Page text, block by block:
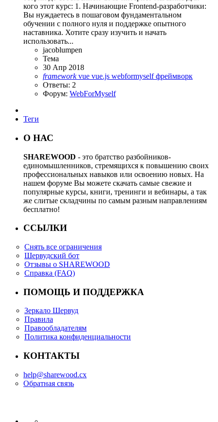
кого этот курс: 1. Начинающие Frontend-разработчики:
Вы нуждаетесь в пошаговом фундаментальном
обучении с полного нуля и поддержке опытного
наставника. Хотите сразу изучить и начать
использовать...
jacoblumpen
Тема
30 Апр 2018
framework vue vue.js webformyselfфреймворк
Ответы: 2
Форум: WebForMyself
Теги
О НАС
SHAREWOOD - это братство разбойников-
единомышленников, стремящихся к повышению своих
профессиональных навыков или освоению новых. На
нашем форуме Вы можете скачать самые свежие и
популярные курсы, книги, тренинги и вебинары, а так
же слитые складчины по самым разным направлениям
бесплатно!
ССЫЛКИ
Снять все ограничения
Шервудский бот
Отзывы о SHAREWOOD
Справка (FAQ)
ПОМОЩЬ И ПОДДЕРЖКА
Зеркало Шервуд
Правила
Правообладателям
Политика конфиденциальности
КОНТАКТЫ
help@sharewood.cx
Обратная связь